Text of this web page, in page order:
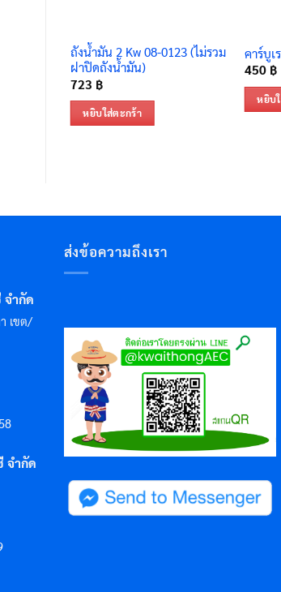
ถังน้ำมัน 2 Kw 08-0123 (ไม่รวม
ฝาปิดถังน้ำมัน)
723 ฿
หยิบใส่ตะกร้า
คาร์บูเ
450 ฿
หยิบ
จำกัด
เขต/
จำกัด
ส่งข้อความถึงเรา